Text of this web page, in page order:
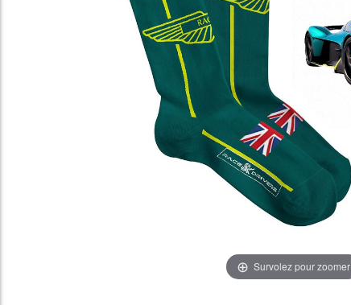
Survolez pour zoomer